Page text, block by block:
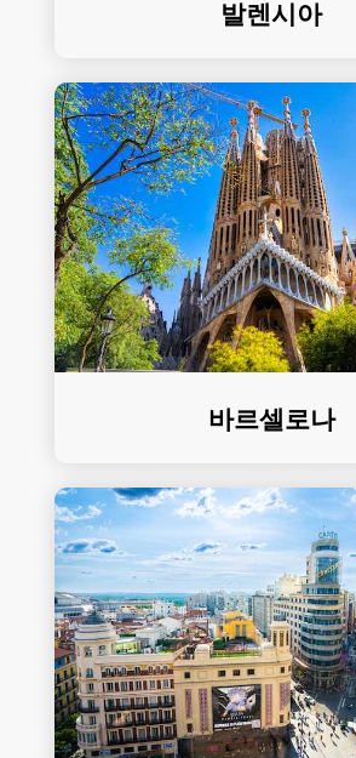
발렌시아
바르셀로나